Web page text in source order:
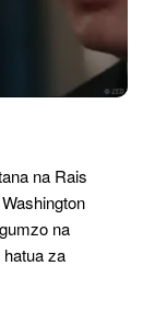
na Rais
na
za